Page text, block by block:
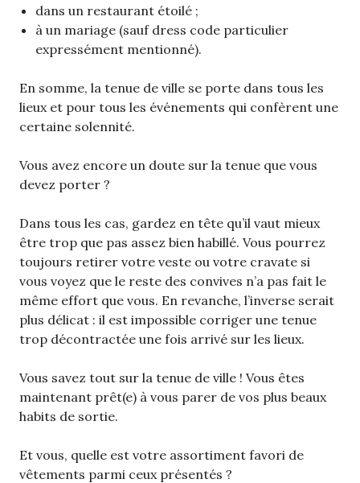
dans un restaurant étoilé ;
à un mariage (sauf dress code particulier
expressément mentionné).
En somme, la tenue de ville se porte dans tous les
lieux et pour tous les événements qui confèrent une
certaine solennité.
Vous avez encore un doute sur la tenue que vous
devez porter ?
Dans tous les cas, gardez en tête qu’il vaut mieux
être trop que pas assez bien habillé. Vous pourrez
toujours retirer votre veste ou votre cravate si
vous voyez que le reste des convives n’a pas fait le
même effort que vous. En revanche, l’inverse serait
plus délicat : il est impossible corriger une tenue
trop décontractée une fois arrivé sur les lieux.
Vous savez tout sur la tenue de ville ! Vous êtes
maintenant prêt(e) à vous parer de vos plus beaux
habits de sortie.
Et vous, quelle est votre assortiment favori de
vêtements parmi ceux présentés ?